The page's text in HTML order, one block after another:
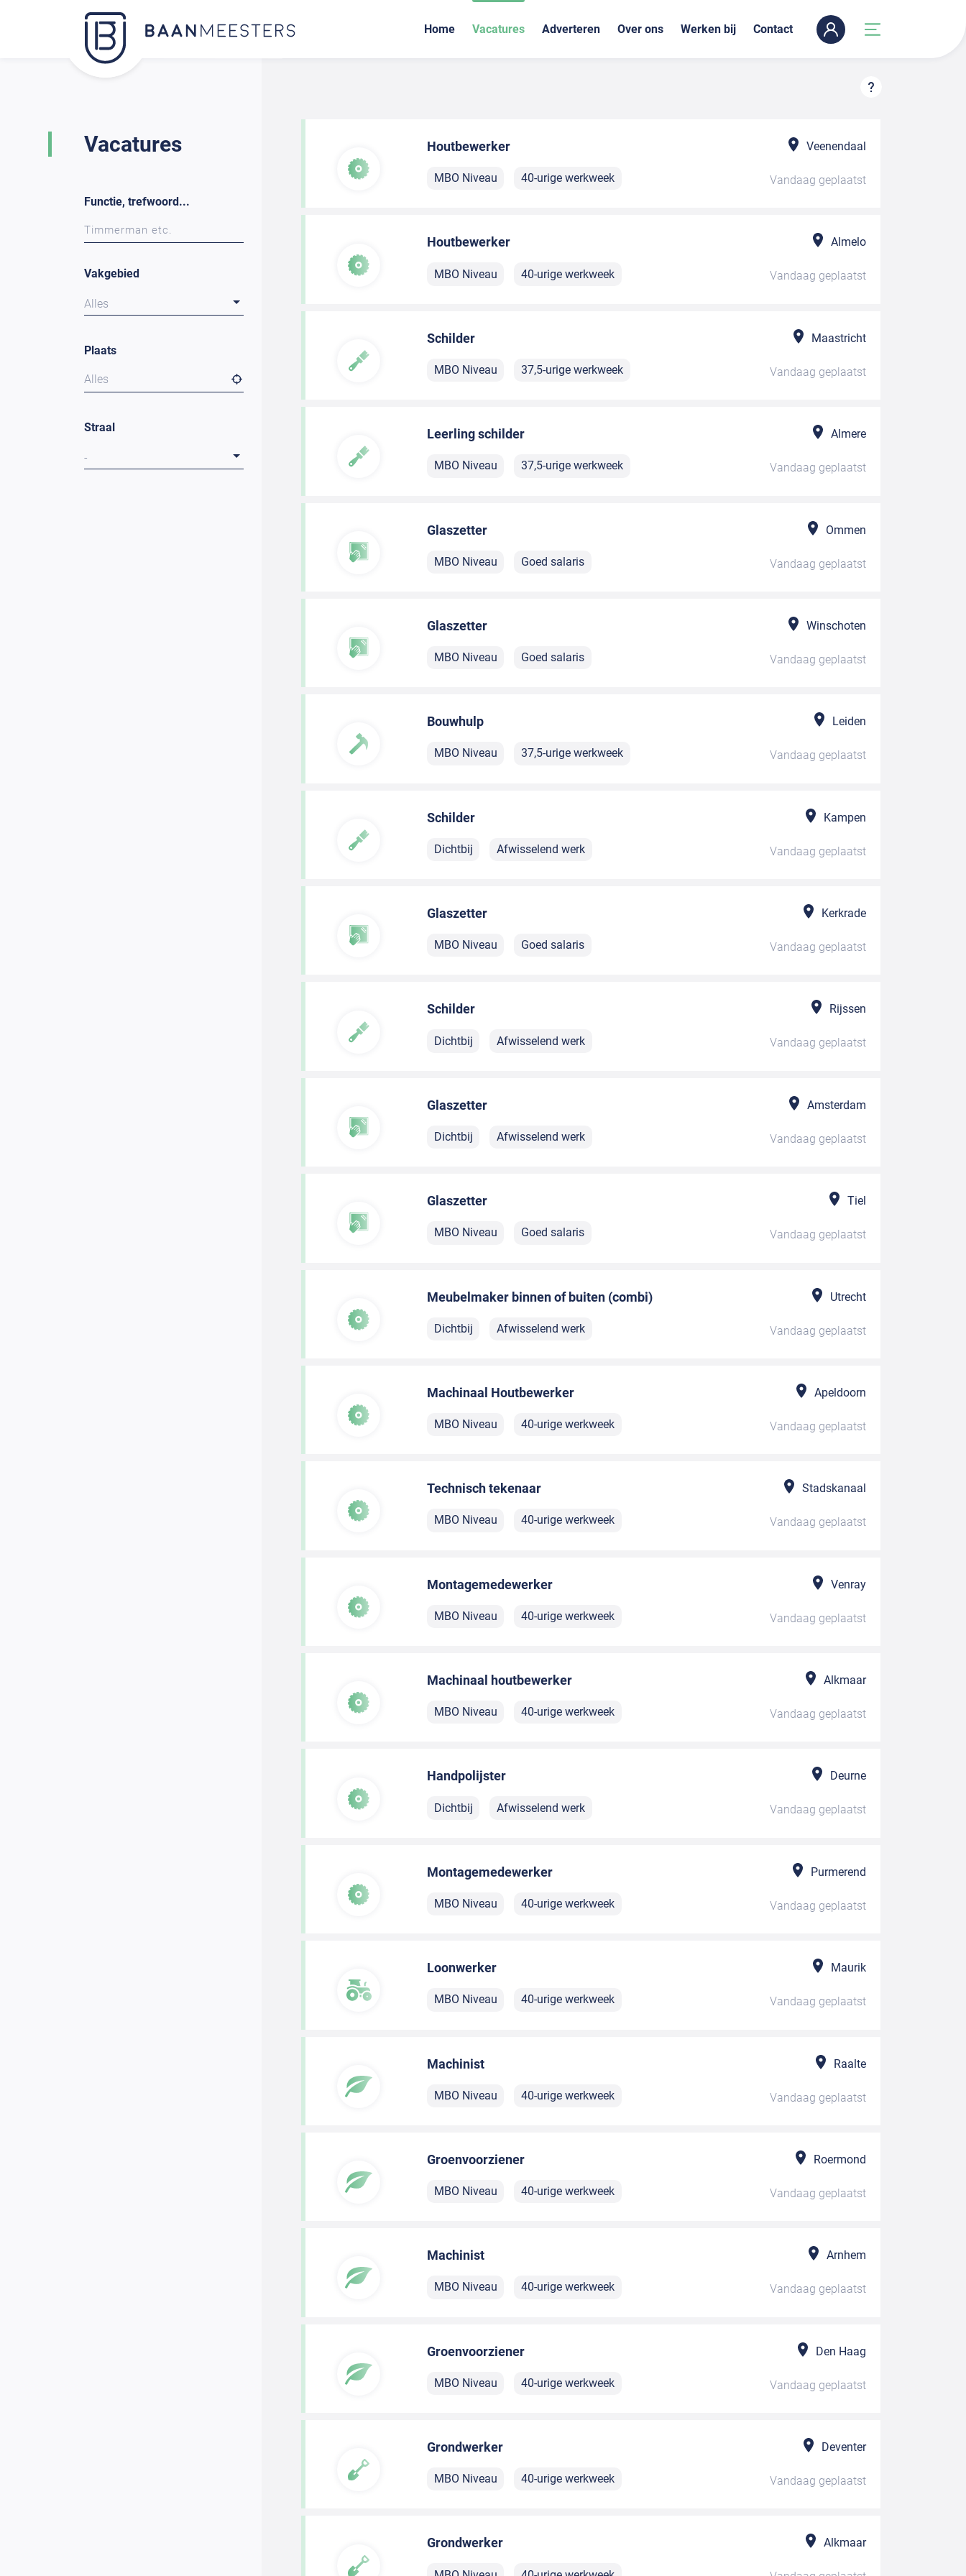
Home Vacatures Adverteren Over ons Werken bij Contact
Vacatures
Functie, trefwoord...
Vakgebied
Alles
Plaats
Alles
Straal
-
Houtbewerker Veenendaal
MBO Niveau 40-urige werkweek Vandaag geplaatst
Houtbewerker Almelo
MBO Niveau 40-urige werkweek Vandaag geplaatst
Schilder Maastricht
MBO Niveau 37,5-urige werkweek Vandaag geplaatst
Leerling schilder Almere
MBO Niveau 37,5-urige werkweek Vandaag geplaatst
Glaszetter Ommen
MBO Niveau Goed salaris Vandaag geplaatst
Glaszetter Winschoten
MBO Niveau Goed salaris Vandaag geplaatst
Bouwhulp Leiden
MBO Niveau 37,5-urige werkweek Vandaag geplaatst
Schilder Kampen
Dichtbij Afwisselend werk Vandaag geplaatst
Glaszetter Kerkrade
MBO Niveau Goed salaris Vandaag geplaatst
Schilder Rijssen
Dichtbij Afwisselend werk Vandaag geplaatst
Glaszetter Amsterdam
Dichtbij Afwisselend werk Vandaag geplaatst
Glaszetter Tiel
MBO Niveau Goed salaris Vandaag geplaatst
Meubelmaker binnen of buiten (combi) Utrecht
Dichtbij Afwisselend werk Vandaag geplaatst
Machinaal Houtbewerker Apeldoorn
MBO Niveau 40-urige werkweek Vandaag geplaatst
Technisch tekenaar Stadskanaal
MBO Niveau 40-urige werkweek Vandaag geplaatst
Montagemedewerker Venray
MBO Niveau 40-urige werkweek Vandaag geplaatst
Machinaal houtbewerker Alkmaar
MBO Niveau 40-urige werkweek Vandaag geplaatst
Handpolijster Deurne
Dichtbij Afwisselend werk Vandaag geplaatst
Montagemedewerker Purmerend
MBO Niveau 40-urige werkweek Vandaag geplaatst
Loonwerker Maurik
MBO Niveau 40-urige werkweek Vandaag geplaatst
Machinist Raalte
MBO Niveau 40-urige werkweek Vandaag geplaatst
Groenvoorziener Roermond
MBO Niveau 40-urige werkweek Vandaag geplaatst
Machinist Arnhem
MBO Niveau 40-urige werkweek Vandaag geplaatst
Groenvoorziener Den Haag
MBO Niveau 40-urige werkweek Vandaag geplaatst
Grondwerker Deventer
MBO Niveau 40-urige werkweek Vandaag geplaatst
Grondwerker Alkmaar